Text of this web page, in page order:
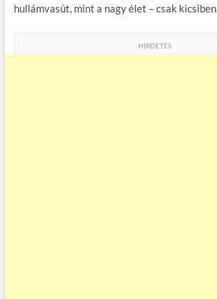
hullámvasút, mint a nagy élet – csak kicsiben.
HIRDETÉS